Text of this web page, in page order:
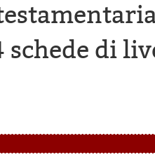
schede di